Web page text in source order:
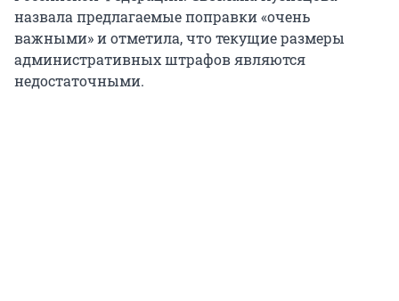
назвала предлагаемые поправки «очень
важными» и отметила, что текущие размеры
административных штрафов являются
недостаточными.